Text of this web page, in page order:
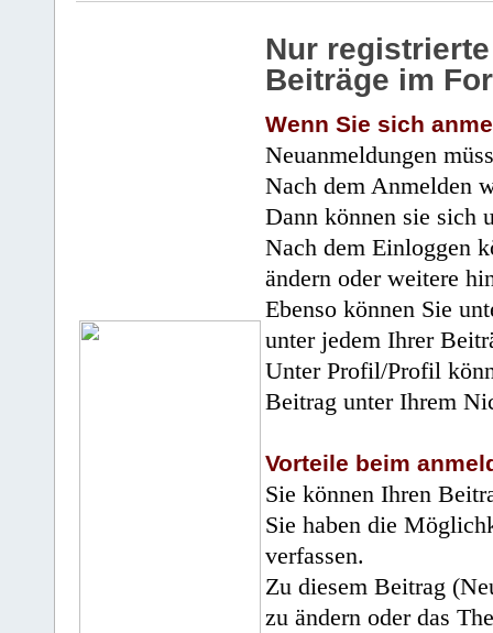
Nur
Beiträge im
Wenn Sie sich
Neuanmeldungen
Nach dem Anmelden
Dann können sie sich
Nach dem Einloggen
ändern oder weitere
Ebenso können Sie
unter jedem Ihrer
Unter Profil/Profil
Beitrag unter Ihrem
Vorteile beim
Sie können Ihren
Sie haben die
verfassen.
Zu diesem Beitrag
zu ändern oder das